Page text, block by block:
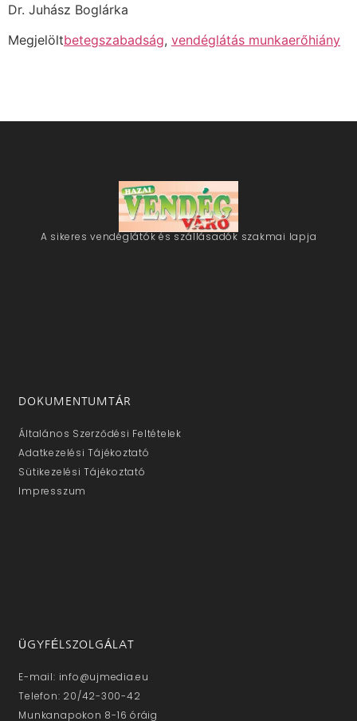
Dr. Juhász Boglárka
Megjelöltbetegszabadság, vendéglátás munkaerőhiány
A sikeres vendéglátók és szállásadók szakmai lapja
DOKUMENTUMTÁR
Általános Szerződési Feltételek
Adatkezelési Tájékoztató
Sütikezelési Tájékoztató
Impresszum
ÜGYFÉLSZOLGÁLAT
E-mail: info@ujmedia.eu
Telefon: 20/42-300-42
Munkanapokon 8-16 óráig